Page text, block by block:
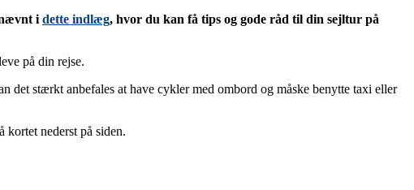
i dette indlæg, hvor du kan få tips og gode råd til din sejltur på
på din rejse.
det stærkt anbefales at have cykler med ombord og måske benytte taxi eller
nederst på siden.